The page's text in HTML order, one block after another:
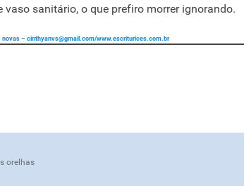
sanitário, o que prefiro morrer ignorando.
novas – cinthyanvs@gmail.com/www.escriturices.com.br
orelhas